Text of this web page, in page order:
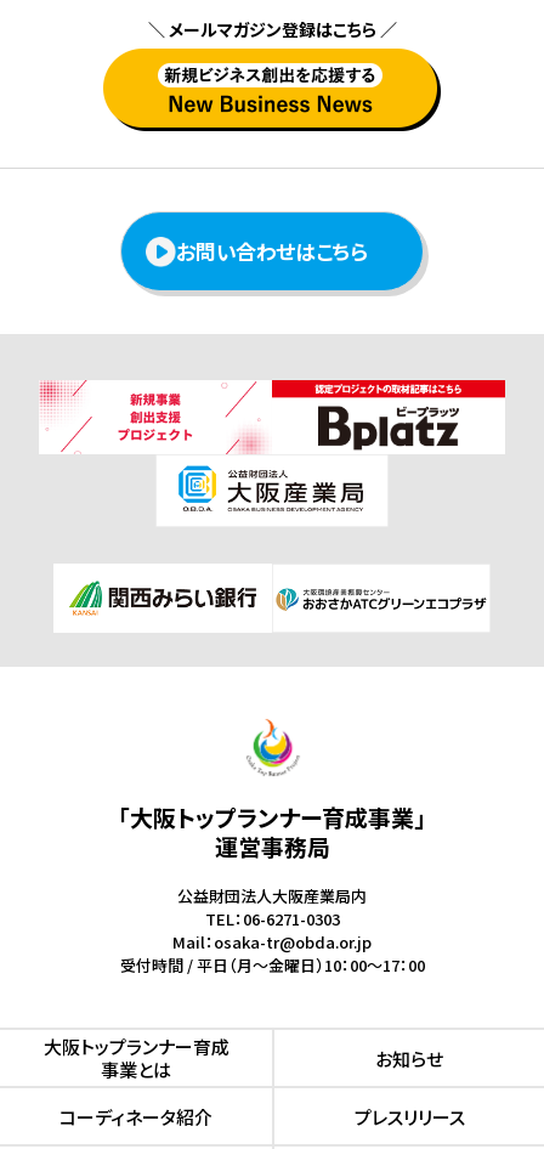
＼ メールマガジン登録はこちら ／
お問い合わせはこちら
「大阪トップランナー育成事業」
運営事務局
公益財団法人大阪産業局内
TEL：06-6271-0303
Mail：osaka-tr@obda.or.jp
受付時間 / 平日（月～金曜日）10：00～17：00
⼤阪トップランナー育成
事業とは
お知らせ
コーディネータ紹介 プレスリリース